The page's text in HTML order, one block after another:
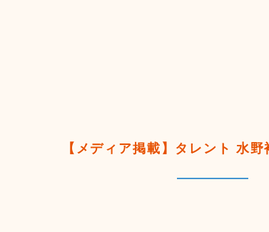
【メディア掲載】タレント 水